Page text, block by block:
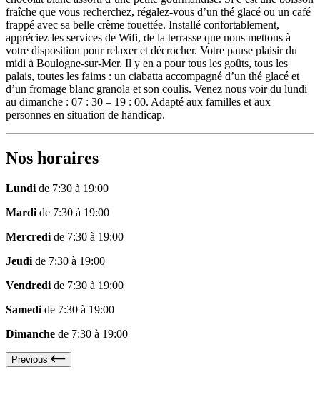
fraîche que vous recherchez, régalez-vous d’un thé glacé ou un café
frappé avec sa belle crème fouettée. Installé confortablement,
appréciez les services de Wifi, de la terrasse que nous mettons à
votre disposition pour relaxer et décrocher. Votre pause plaisir du
midi à Boulogne-sur-Mer. Il y en a pour tous les goûts, tous les
palais, toutes les faims : un ciabatta accompagné d’un thé glacé et
d’un fromage blanc granola et son coulis. Venez nous voir du lundi
au dimanche : 07 : 30 – 19 : 00. Adapté aux familles et aux
personnes en situation de handicap.
Nos horaires
Lundi de 7:30 à 19:00
Mardi de 7:30 à 19:00
Mercredi de 7:30 à 19:00
Jeudi de 7:30 à 19:00
Vendredi de 7:30 à 19:00
Samedi de 7:30 à 19:00
Dimanche de 7:30 à 19:00
Previous